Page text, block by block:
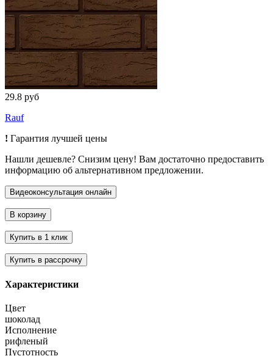
29.8 руб
Rauf
! Гарантия лучшей цены
Нашли дешевле? Снизим цену! Вам достаточно предоставить
информацию об альтернативном предложении.
Характеристики
Цвет
шоколад
Исполнение
рифленый
Пустотность